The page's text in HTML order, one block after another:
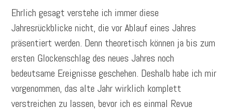
Ehrlich gesagt verstehe ich immer diese
Jahresrückblicke nicht, die vor Ablauf eines Jahres
präsentiert werden. Denn theoretisch können ja bis zum
ersten Glockenschlag des neues Jahres noch
bedeutsame Ereignisse geschehen. Deshalb habe ich mir
vorgenommen, das alte Jahr wirklich komplett
verstreichen zu lassen, bevor ich es einmal Revue